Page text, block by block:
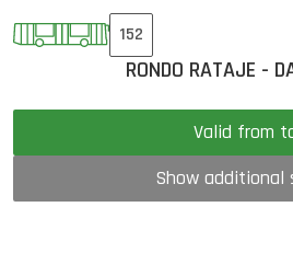
152
RONDO RATAJE -
Valid
Show additional